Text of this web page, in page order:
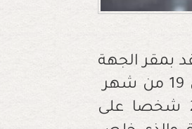
بمقر الجهة
والذي دعا إليه السيد عادل البراكات رئيس مجلس الجهة في 19 من شهر
ساوي الذي خلف مصرع 23 شخصا على